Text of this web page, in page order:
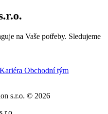
na Vaše potřeby. Sledujeme
Kariéra Obchodní tým
s.r.o. © 2026